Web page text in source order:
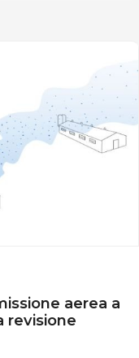
aerea a
revisione